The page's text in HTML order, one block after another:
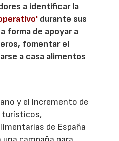
a identificar la
durante sus
forma de apoyar a
fomentar el
a casa alimentos
y el incremento de
turísticos,
de España